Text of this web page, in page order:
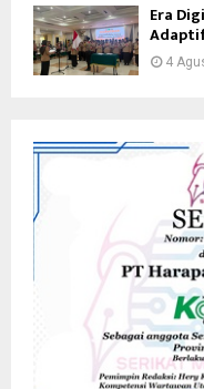
Era
4